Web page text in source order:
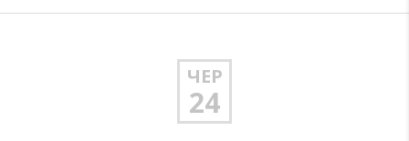
ЧЕР
24